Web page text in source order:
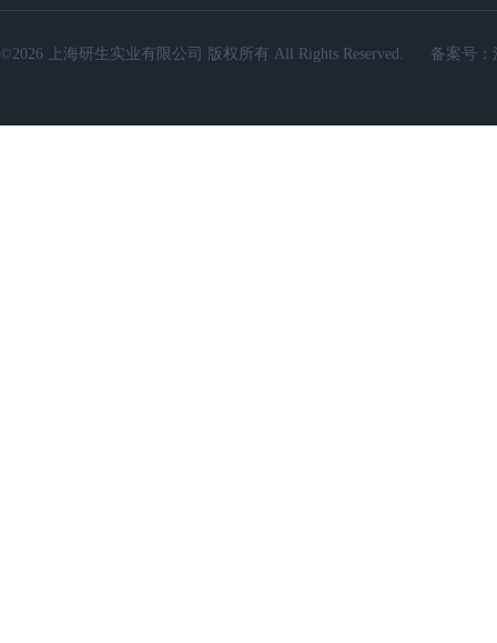
©2026 上海研生实业有限公司 版权所有 All Rights Reserved. 备案号：